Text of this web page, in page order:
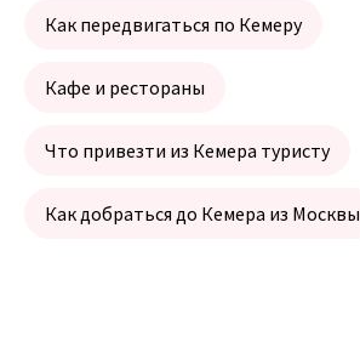
Как передвигаться по Кемеру
Кафе и рестораны
Что привезти из Кемера туристу
Как добраться до Кемера из Москвы